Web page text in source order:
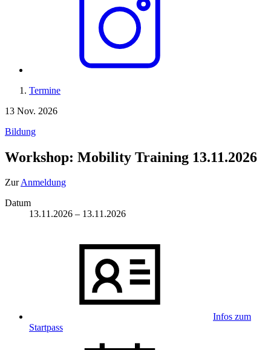
Termine
13 Nov. 2026
Bildung
Workshop: Mobility Training 13.11.2026
ZurAnmeldung
Datum
13.11.2026 – 13.11.2026
Infos zum
Startpass